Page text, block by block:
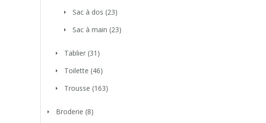
Sac à dos (23)
Sac à main (23)
Tablier (31)
Toilette (46)
Trousse (163)
Broderie (8)